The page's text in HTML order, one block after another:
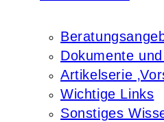
Dokumente
Artikelserie
Wichtige Links
Sonstiges